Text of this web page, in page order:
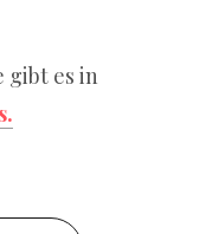
gibt es in